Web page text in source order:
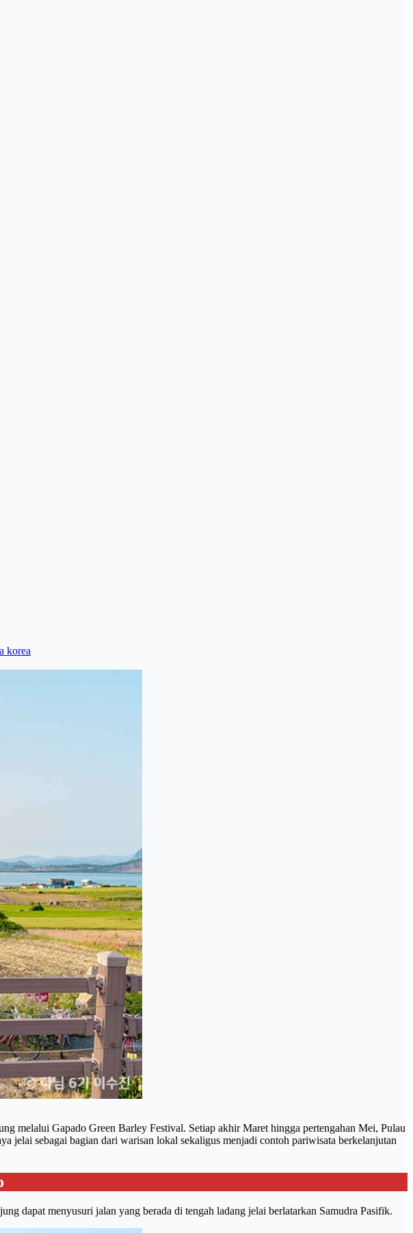
korea
melalui Gapado Green Barley Festival. Setiap akhir Maret hingga pertengahan Mei, Pulau
jelai sebagai bagian dari warisan lokal sekaligus menjadi contoh pariwisata berkelanjutan
dapat menyusuri jalan yang berada di tengah ladang jelai berlatarkan Samudra Pasifik.